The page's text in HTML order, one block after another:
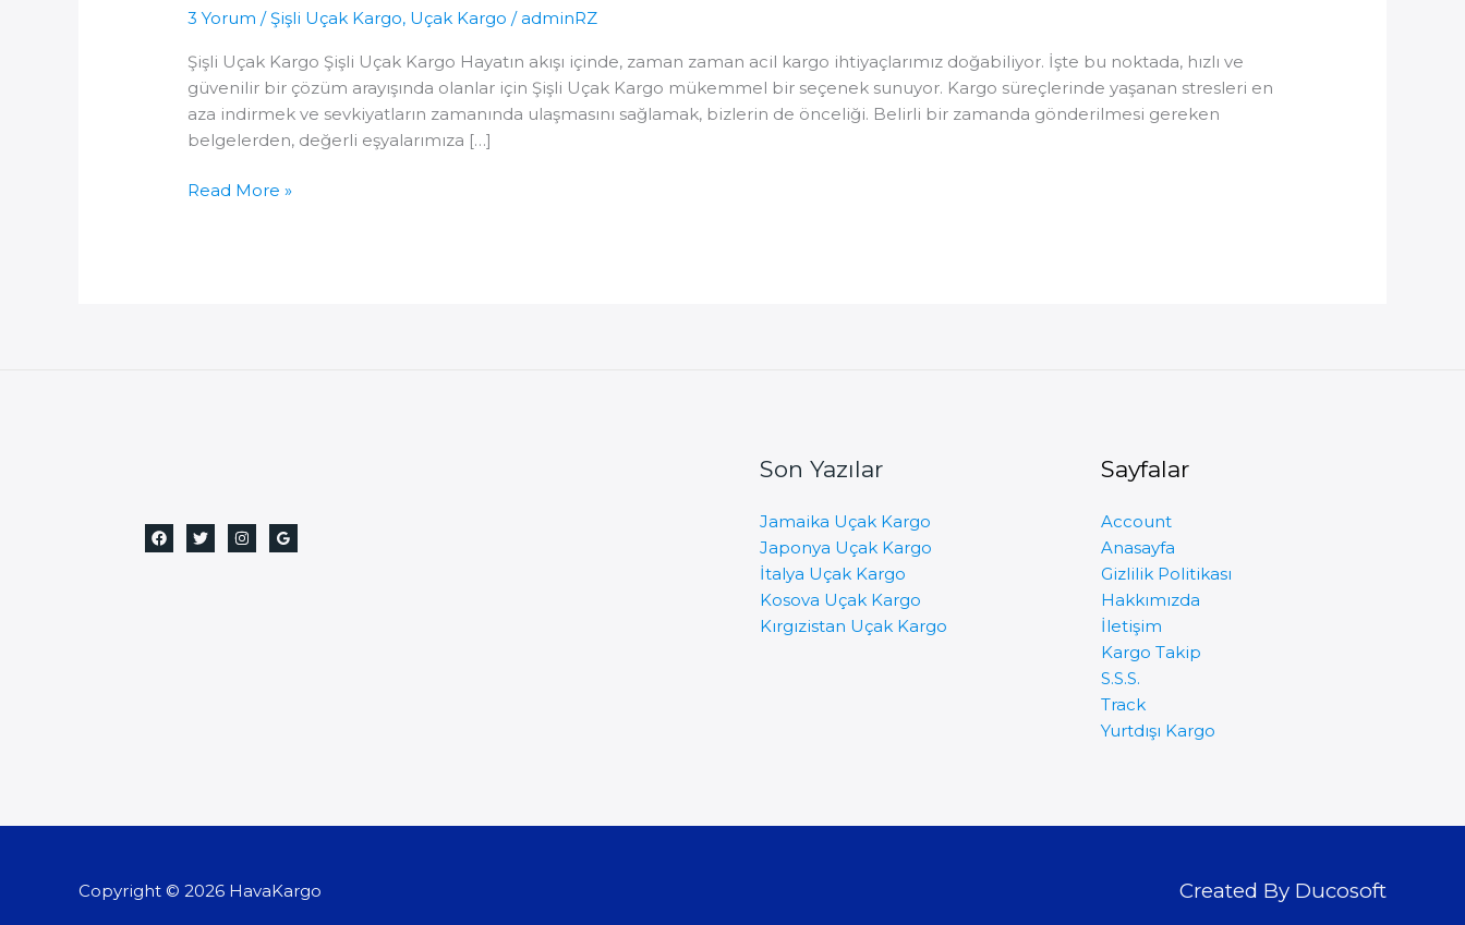
3 Yorum /Şişli Uçak Kargo, Uçak Kargo /adminRZ
Şişli Uçak Kargo Şişli Uçak Kargo Hayatın akışı içinde, zaman zaman acil kargo ihtiyaçlarımız doğabiliyor. İşte bu noktada, hızlı ve
güvenilir bir çözüm arayışında olanlar için Şişli Uçak Kargo mükemmel bir seçenek sunuyor. Kargo süreçlerinde yaşanan stresleri en
aza indirmek ve sevkiyatların zamanında ulaşmasını sağlamak, bizlerin de önceliği. Belirli bir zamanda gönderilmesi gereken
belgelerden, değerli eşyalarımıza […]
Şişli
Read More »
Son Yazılar
Jamaika Uçak Kargo
Japonya Uçak Kargo
İtalya Uçak Kargo
Kosova Uçak Kargo
Kırgızistan Uçak Kargo
Sayfalar
Account
Anasayfa
Gizlilik Politikası
Hakkımızda
İletişim
Kargo Takip
S.S.S.
Track
Yurtdışı Kargo
Copyright © 2026 HavaKargo Created By Ducosoft